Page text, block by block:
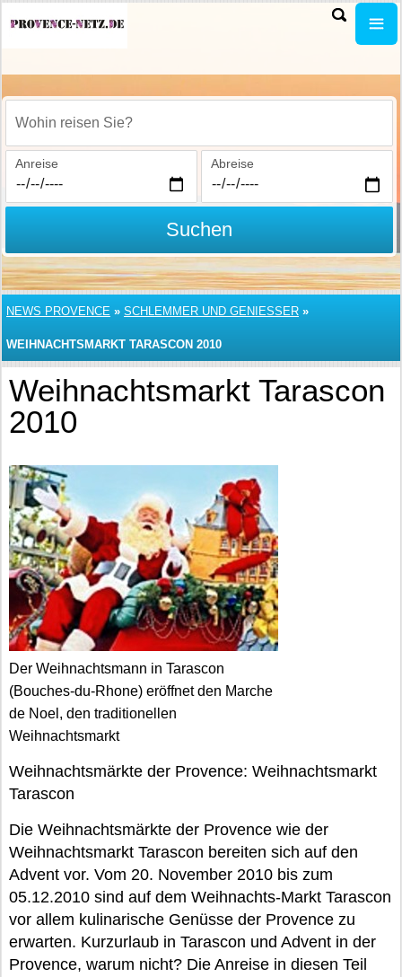
Wohin reisen Sie?
Anreise Abreise
Suchen
NEWS PROVENCE » SCHLEMMER UND GENIESSER »
WEIHNACHTSMARKT TARASCON 2010
Weihnachtsmarkt Tarascon
2010
Der Weihnachtsmann in Tarascon
(Bouches-du-Rhone) eröffnet den Marche
de Noel, den traditionellen
Weihnachtsmarkt
Weihnachtsmärkte der Provence: Weihnachtsmarkt
Tarascon
Die Weihnachtsmärkte der Provence wie der
Weihnachtsmarkt Tarascon bereiten sich auf den
Advent vor. Vom 20. November 2010 bis zum
05.12.2010 sind auf dem Weihnachts-Markt Tarascon
vor allem kulinarische Genüsse der Provence zu
erwarten. Kurzurlaub in Tarascon und Advent in der
Provence, warum nicht? Die Anreise in diesen Teil